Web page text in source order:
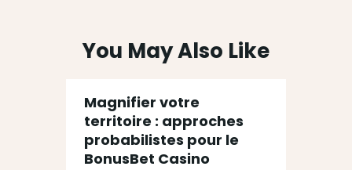
You May Also Like
Magnifier votre
territoire : approches
probabilistes pour le
BonusBet Casino